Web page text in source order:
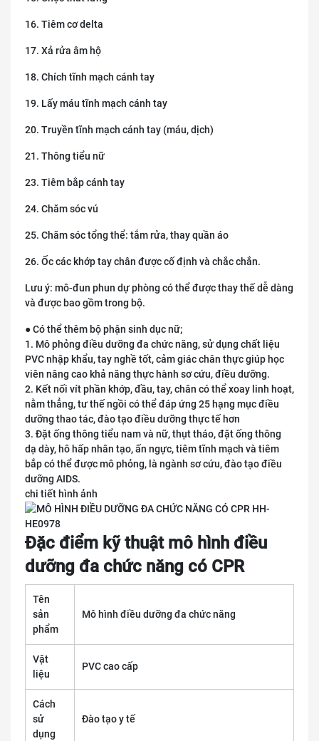
16. Tiêm cơ delta
17. Xả rửa âm hộ
18. Chích tĩnh mạch cánh tay
19. Lấy máu tĩnh mạch cánh tay
20. Truyền tĩnh mạch cánh tay (máu, dịch)
21. Thông tiểu nữ
23. Tiêm bắp cánh tay
24. Chăm sóc vú
25. Chăm sóc tổng thể: tắm rửa, thay quần áo
26. Ốc các khớp tay chân được cố định và chắc chắn.
Lưu ý: mô-đun phun dự phòng có thể được thay thế dễ dàng
và được bao gồm trong bộ.
● Có thể thêm bộ phận sinh dục nữ;
1. Mô phỏng điều dưỡng đa chức năng, sử dụng chất liệu
PVC nhập khẩu, tay nghề tốt, cảm giác chân thực giúp học
viên nâng cao khả năng thực hành sơ cứu, điều dưỡng.
2. Kết nối vít phần khớp, đầu, tay, chân có thể xoay linh hoạt,
nằm thẳng, tư thế ngồi có thể đáp ứng 25 hạng mục điều
dưỡng thao tác, đào tạo điều dưỡng thực tế hơn
3. Đặt ống thông tiểu nam và nữ, thụt tháo, đặt ống thông
dạ dày, hô hấp nhân tạo, ấn ngực, tiêm tĩnh mạch và tiêm
bắp có thể được mô phỏng, là ngành sơ cứu, đào tạo điều
dưỡng AIDS.
chi tiết hình ảnh
Đặc điểm kỹ thuật mô hình điều
dưỡng đa chức năng có CPR
Tên
sản
phẩm
Mô hình điều dưỡng đa chức năng
Vật
liệu
PVC cao cấp
Cách
sử
dụng
Đào tạo y tế